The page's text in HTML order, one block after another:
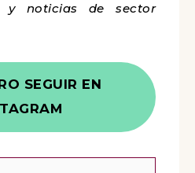
y noticias de sector
SEGUIR EN